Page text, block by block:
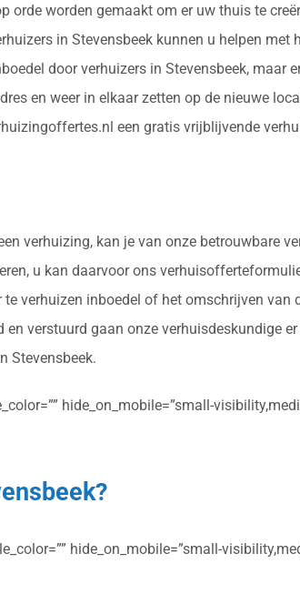
worden gemaakt om er uw thuis te
in Stevensbeek kunnen u helpen met
door verhuizers in Stevensbeek, maar
en weer in elkaar zetten op de nieuwe
een gratis vrijblijvende
verhuizing, kan je van onze betrouwbare
u kan daarvoor ons
verhuizen inboedel of het omschrijven van
verstuurd gaan onze verhuisdeskundige
Stevensbeek.
hide_on_mobile=”small-
hide_on_mobile=”small-